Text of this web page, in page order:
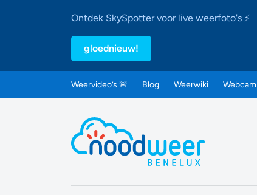
Ontdek SkySpotter voor live weerfoto's ⚡
gloednieuw!
Weervideo’s 🚨 Blog Weerwiki Webcam